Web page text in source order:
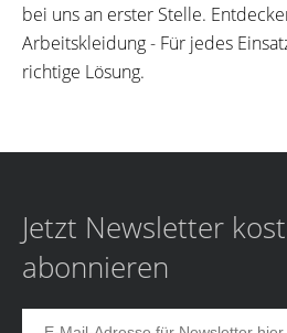
bei uns an erster Stelle.
Arbeitskleidung - Für jedes
richtige Lösung.
Jetzt Newsletter
abonnieren